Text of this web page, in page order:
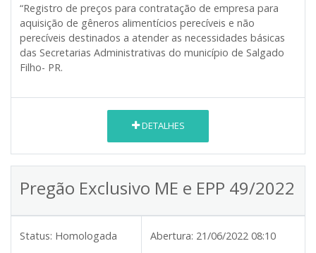
“Registro de preços para contratação de empresa para
aquisição de gêneros alimentícios perecíveis e não
perecíveis destinados a atender as necessidades básicas
das Secretarias Administrativas do município de Salgado
Filho- PR.
DETALHES
Pregão Exclusivo ME e EPP 49/2022
Status: Homologada Abertura: 21/06/2022 08:10